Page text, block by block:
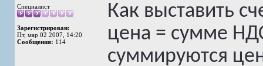
Специалист
Зарегистрирован:
Пт, мар 02 2007, 14:20
Сообщения: 114
Как выставить
цена = сумме
суммируются